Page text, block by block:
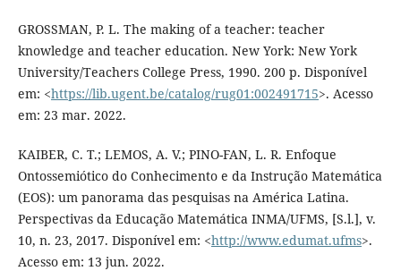
GROSSMAN, P. L. The making of a teacher: teacher
knowledge and teacher education. New York: New York
University/Teachers College Press, 1990. 200 p. Disponível
em: <https://lib.ugent.be/catalog/rug01:002491715>. Acesso
em: 23 mar. 2022.
KAIBER, C. T.; LEMOS, A. V.; PINO-FAN, L. R. Enfoque
Ontossemiótico do Conhecimento e da Instrução Matemática
(EOS): um panorama das pesquisas na América Latina.
Perspectivas da Educação Matemática INMA/UFMS, [S.l.], v.
10, n. 23, 2017. Disponível em: <http://www.edumat.ufms>.
Acesso em: 13 jun. 2022.